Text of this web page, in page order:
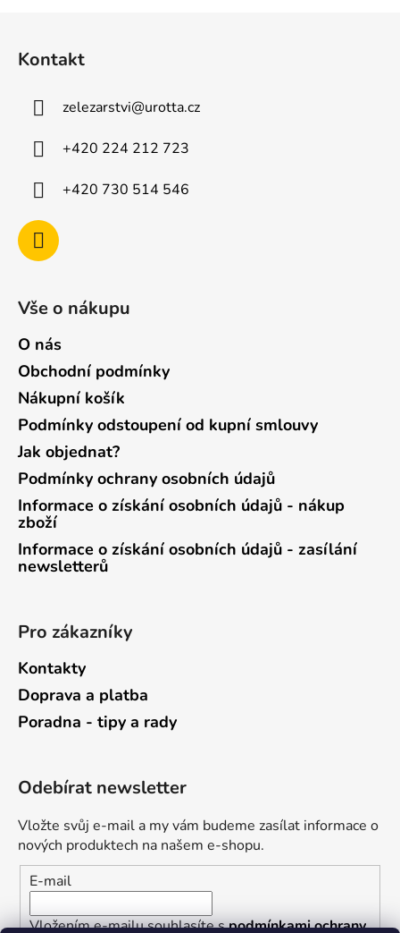
Kontakt
zelezarstvi@urotta.cz
+420 224 212 723
+420 730 514 546
Vše o nákupu
O nás
Obchodní podmínky
Nákupní košík
Podmínky odstoupení od kupní smlouvy
Jak objednat?
Podmínky ochrany osobních údajů
Informace o získání osobních údajů - nákup
zboží
Informace o získání osobních údajů - zasílání
newsletterů
Pro zákazníky
Kontakty
Doprava a platba
Poradna - tipy a rady
Odebírat newsletter
Vložte svůj e-mail a my vám budeme zasílat informace o
nových produktech na našem e-shopu.
E-mail
Vložením e-mailu souhlasíte spodmínkami ochrany